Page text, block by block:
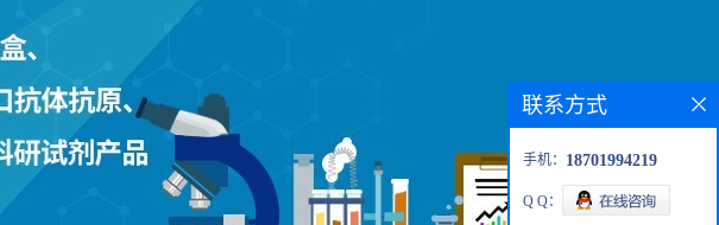
联系方式
手机： 18701994219
Q Q：